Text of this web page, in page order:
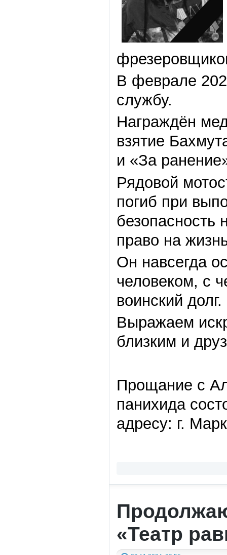
В феврале
службу.
Награждён
взятие
и «За
Рядовой
погиб при
безопасность
право на
Он навсегда
человеком, с
воинский долг.
Выражаем
близким и
Прощание с
панихида
адресу: г.
«Театр